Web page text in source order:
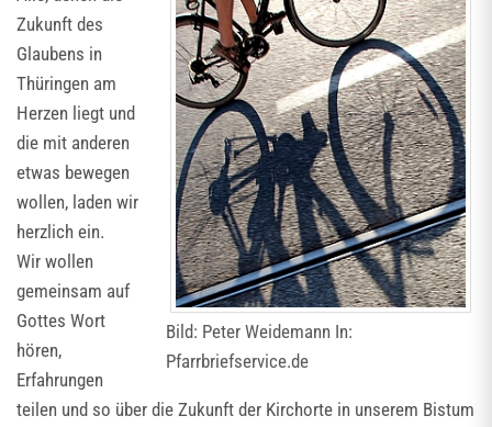
Bild: Peter Weidemann In:
Pfarrbriefservice.de
Zukunft des
Glaubens in
Thüringen am
Herzen liegt und
die mit anderen
etwas bewegen
wollen, laden wir
herzlich ein.
Wir wollen
gemeinsam auf
Gottes Wort
hören,
Erfahrungen
teilen und so über die Zukunft der Kirchorte in unserem Bistum